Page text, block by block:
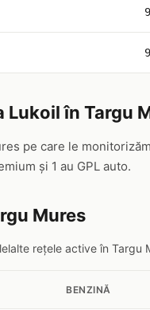
în Targu
pe care le
și 1 au GPL auto.
Mures
rețele active în Targu
BENZINĂ